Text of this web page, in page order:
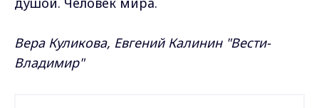
Вера Куликова, Евгений Калинин "Вести-
Владимир"